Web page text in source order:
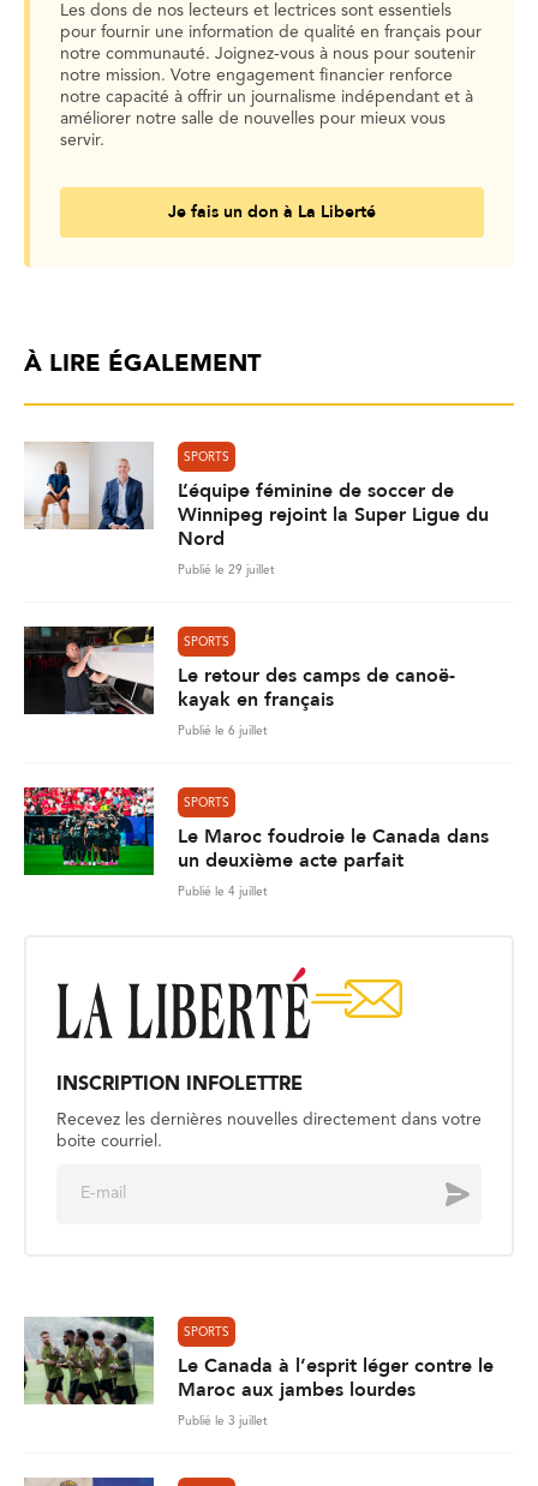
Les dons de nos lecteurs et lectrices sont essentiels
pour fournir une information de qualité en français pour
notre communauté. Joignez-vous à nous pour soutenir
notre mission. Votre engagement financier renforce
notre capacité à offrir un journalisme indépendant et à
améliorer notre salle de nouvelles pour mieux vous
servir.
Je fais un don à La Liberté
À LIRE ÉGALEMENT
SPORTS
L’équipe féminine de soccer de
Winnipeg rejoint la Super Ligue du
Nord
Publié le 29 juillet
SPORTS
Le retour des camps de canoë-
kayak en français
Publié le 6 juillet
SPORTS
Le Maroc foudroie le Canada dans
un deuxième acte parfait
Publié le 4 juillet
INSCRIPTION INFOLETTRE
Recevez les dernières nouvelles directement dans votre
boite courriel.
Envoyer
SPORTS
Le Canada à l’esprit léger contre le
Maroc aux jambes lourdes
Publié le 3 juillet